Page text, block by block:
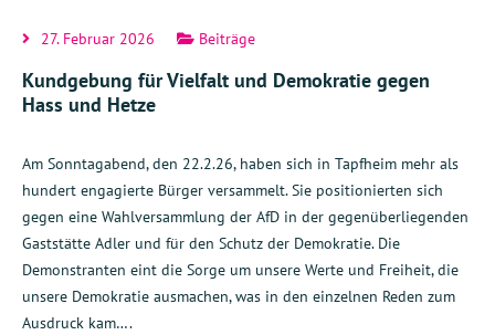
27. Februar 2026 Beiträge
Kundgebung für Vielfalt und Demokratie gegen
Hass und Hetze
Am Sonntagabend, den 22.2.26, haben sich in Tapfheim mehr als
hundert engagierte Bürger versammelt. Sie positionierten sich
gegen eine Wahlversammlung der AfD in der gegenüberliegenden
Gaststätte Adler und für den Schutz der Demokratie. Die
Demonstranten eint die Sorge um unsere Werte und Freiheit, die
unsere Demokratie ausmachen, was in den einzelnen Reden zum
Ausdruck kam….